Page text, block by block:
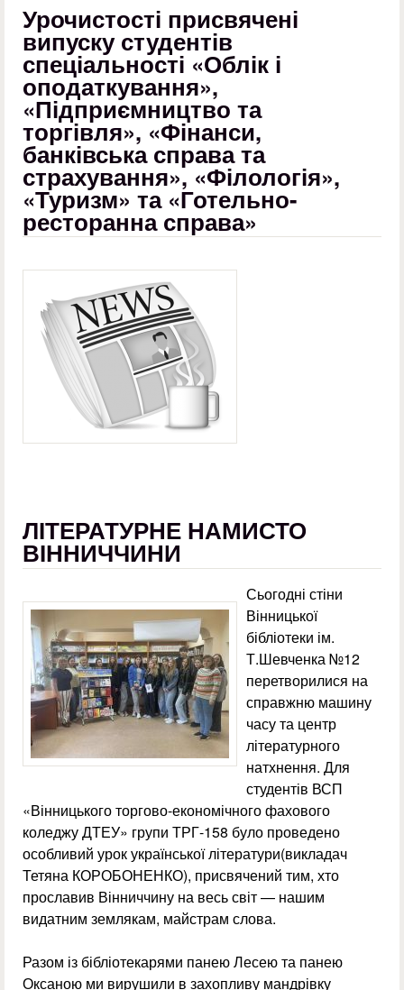
Урочистості присвячені
випуску студентів
спеціальності «Облік і
оподаткування»,
«Підприємництво та
торгівля», «Фінанси,
банківська справа та
страхування», «Філологія»,
«Туризм» та «Готельно-
ресторанна справа»
ЛІТЕРАТУРНЕ НАМИСТО
ВІННИЧЧИНИ
Сьогодні стіни
Вінницької
бібліотеки ім.
Т.Шевченка №12
перетворилися на
справжню машину
часу та центр
літературного
натхнення. Для
студентів ВСП
«Вінницького торгово-економічного фахового
коледжу ДТЕУ» групи ТРГ-158 було проведено
особливий урок української літератури(викладач
Тетяна КОРОБОНЕНКО), присвячений тим, хто
прославив Вінниччину на весь світ — нашим
видатним землякам, майстрам слова.
Разом із бібліотекарями панею Лесею та панею
Оксаною ми вирушили в захопливу мандрівку